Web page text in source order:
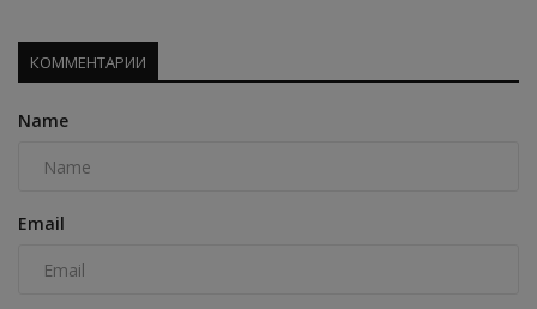
КОММЕНТАРИИ
Name
Email